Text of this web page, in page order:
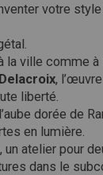
votre
la ville comme à
,
liberté.
dorée de
en lumière.
, un atelier pour
dans le